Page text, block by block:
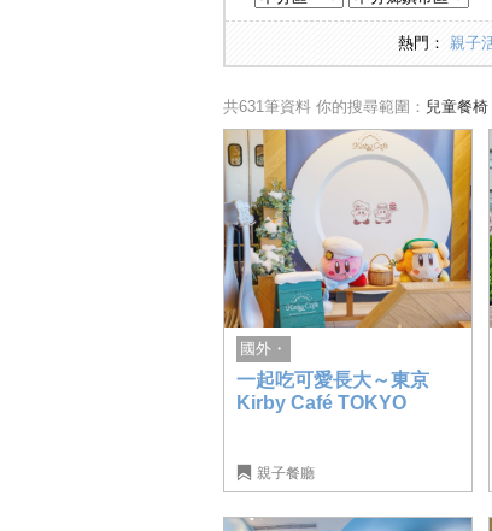
熱門： 親子
共631筆資料 你的搜尋範圍： 兒童餐椅
國外・
一起吃可愛長大～東京
Kirby Café TOKYO
親子餐廳